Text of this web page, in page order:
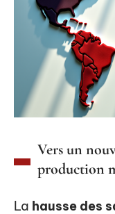
Vers un
production
La hausse des